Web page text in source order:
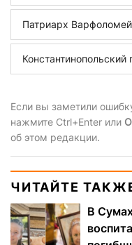
Патриарх Варфоломей
Константинопольский
Если вы заметили
нажмите Ctrl+Enter или
об этом редакции.
ЧИТАЙТЕ
В